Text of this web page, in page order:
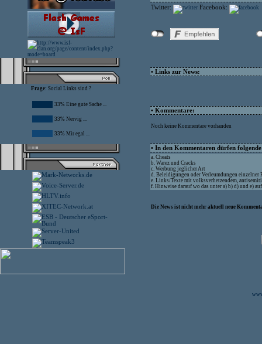
Frage: Social Links sind ?
33% Eine gute Sache ...
33% Nervig ...
33% Mir egal ...
Twitter:
Facebook:
• Links zur News:
• Kommentare:
Noch keine Kommentare vorhanden
• In den Kommentaren dürfen
a. Cheats
b. Warez und Cracks
c. Werbung jeglicher Art
d. Beleidigungen oder Verleumdungen einzelner
e. Links/Texte mit volksverhetzendem,
f. Hinweise darauf wo das unter a) b) d) und e)
Die News ist nicht mehr aktuell neue